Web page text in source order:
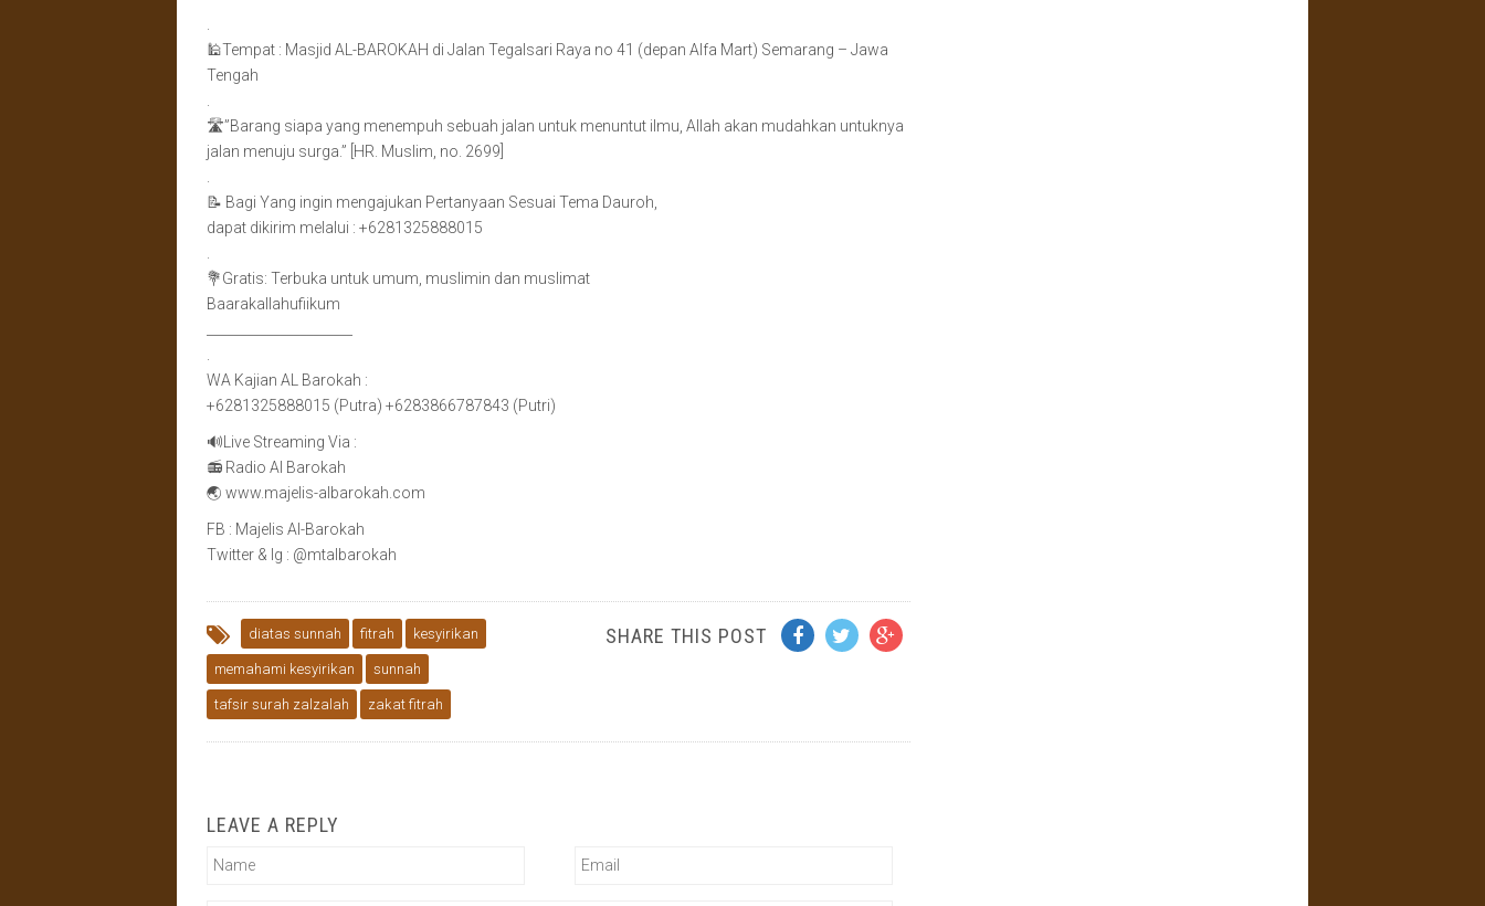
🕌Tempat : Masjid AL-BAROKAH di Jalan Tegalsari Raya no 41 (depan Alfa Mart) Semarang – Jawa
Tengah
🛣”Barang siapa yang menempuh sebuah jalan untuk menuntut ilmu, Allah akan mudahkan untuknya
jalan menuju surga.” [HR. Muslim, no. 2699]
📝 Bagi Yang ingin mengajukan Pertanyaan Sesuai Tema Dauroh,
dapat dikirim melalui : +6281325888015
💐Gratis: Terbuka untuk umum, muslimin dan muslimat
Baarakallahufiikum
WA Kajian AL Barokah :
+6281325888015 (Putra) +6283866787843 (Putri)
🔊Live Streaming Via :
📻 Radio Al Barokah
🌏 www.majelis-albarokah.com
FB : Majelis Al-Barokah
Twitter & Ig : @mtalbarokah
diatas sunnah fitrah kesyirikan
memahami kesyirikan sunnah
tafsir surah zalzalah zakat fitrah
SHARE THIS POST
LEAVE A REPLY